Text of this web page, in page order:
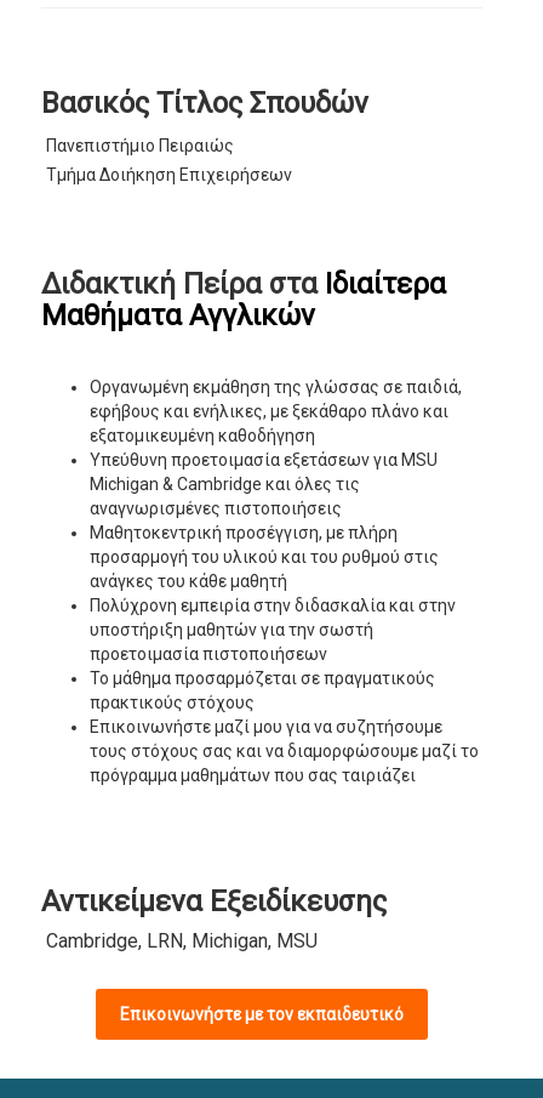
Βασικός Τίτλος Σπουδών
Πανεπιστήμιο Πειραιώς
Τμήμα Δοιήκηση Επιχειρήσεων
Διδακτική Πείρα στα Ιδιαίτερα
Μαθήματα Αγγλικών
Οργανωμένη εκμάθηση της γλώσσας σε παιδιά,
εφήβους και ενήλικες, με ξεκάθαρο πλάνο και
εξατομικευμένη καθοδήγηση
Υπεύθυνη προετοιμασία εξετάσεων για MSU
Michigan & Cambridge και όλες τις
αναγνωρισμένες πιστοποιήσεις
Μαθητοκεντρική προσέγγιση, με πλήρη
προσαρμογή του υλικού και του ρυθμού στις
ανάγκες του κάθε μαθητή
Πολύχρονη εμπειρία στην διδασκαλία και στην
υποστήριξη μαθητών για την σωστή
προετοιμασία πιστοποιήσεων
Το μάθημα προσαρμόζεται σε πραγματικούς
πρακτικούς στόχους
Επικοινωνήστε μαζί μου για να συζητήσουμε
τους στόχους σας και να διαμορφώσουμε μαζί το
πρόγραμμα μαθημάτων που σας ταιριάζει
Αντικείμενα Εξειδίκευσης
Cambridge, LRN, Michigan, MSU
Επικοινωνήστε με τον εκπαιδευτικό